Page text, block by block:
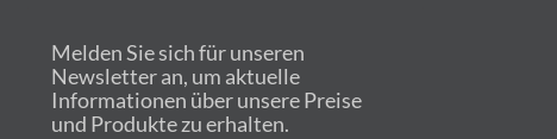
Melden Sie sich für unseren
Newsletter an, um aktuelle
Informationen über unsere Preise
und Produkte zu erhalten.